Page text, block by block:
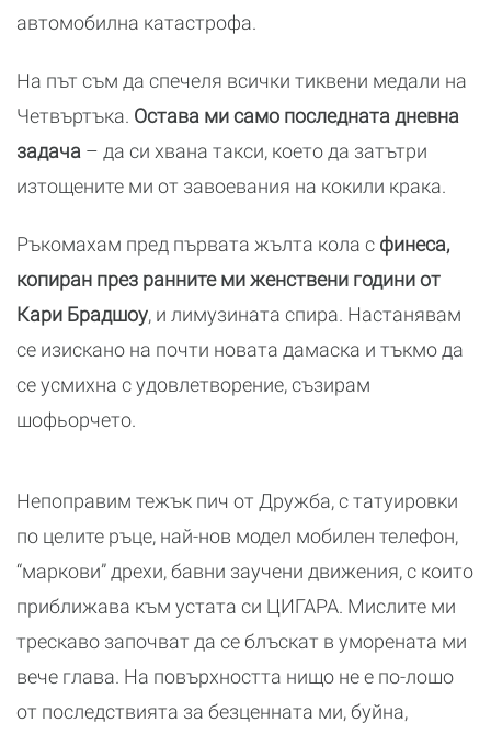
автомобилна катастрофа.
На път съм да спечеля всички тиквени медали на
Четвъртъка. Остава ми само последната дневна
задача – да си хвана такси, което да затътри
изтощените ми от завоевания на кокили крака.
Ръкомахам пред първата жълта кола с финеса,
копиран през ранните ми женствени години от
Кари Брадшоу, и лимузината спира. Настанявам
се изискано на почти новата дамаска и тъкмо да
се усмихна с удовлетворение, съзирам
шофьорчето.
Непоправим тежък пич от Дружба, с татуировки
по целите ръце, най-нов модел мобилен телефон,
“маркови” дрехи, бавни заучени движения, с които
приближава към устата си ЦИГАРА. Мислите ми
трескаво започват да се блъскат в уморената ми
вече глава. На повърхността нищо не е по-лошо
от последствията за безценната ми, буйна,